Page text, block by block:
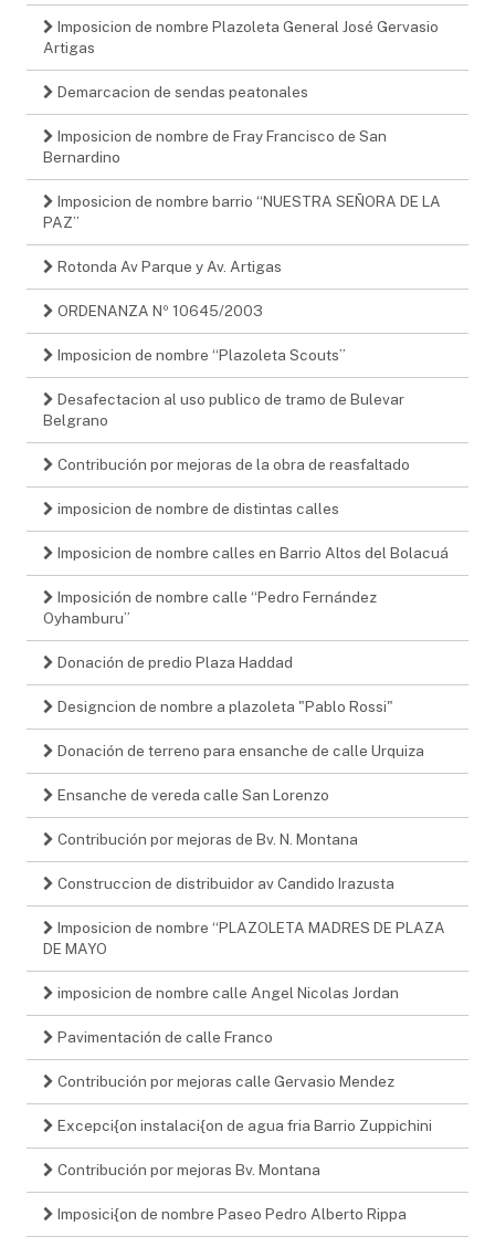
Imposicion de nombre Plazoleta General José Gervasio
Artigas
Demarcacion de sendas peatonales
Imposicion de nombre de Fray Francisco de San
Bernardino
Imposicion de nombre barrio “NUESTRA SEÑORA DE LA
PAZ”
Rotonda Av Parque y Av. Artigas
ORDENANZA Nº 10645/2003
Imposicion de nombre “Plazoleta Scouts”
Desafectacion al uso publico de tramo de Bulevar
Belgrano
Contribución por mejoras de la obra de reasfaltado
imposicion de nombre de distintas calles
Imposicion de nombre calles en Barrio Altos del Bolacuá
Imposición de nombre calle “Pedro Fernández
Oyhamburu”
Donación de predio Plaza Haddad
Designcion de nombre a plazoleta "Pablo Rossi"
Donación de terreno para ensanche de calle Urquiza
Ensanche de vereda calle San Lorenzo
Contribución por mejoras de Bv. N. Montana
Construccion de distribuidor av Candido Irazusta
Imposicion de nombre “PLAZOLETA MADRES DE PLAZA
DE MAYO
imposicion de nombre calle Angel Nicolas Jordan
Pavimentación de calle Franco
Contribución por mejoras calle Gervasio Mendez
Excepci{on instalaci{on de agua fria Barrio Zuppichini
Contribución por mejoras Bv. Montana
Imposici{on de nombre Paseo Pedro Alberto Rippa